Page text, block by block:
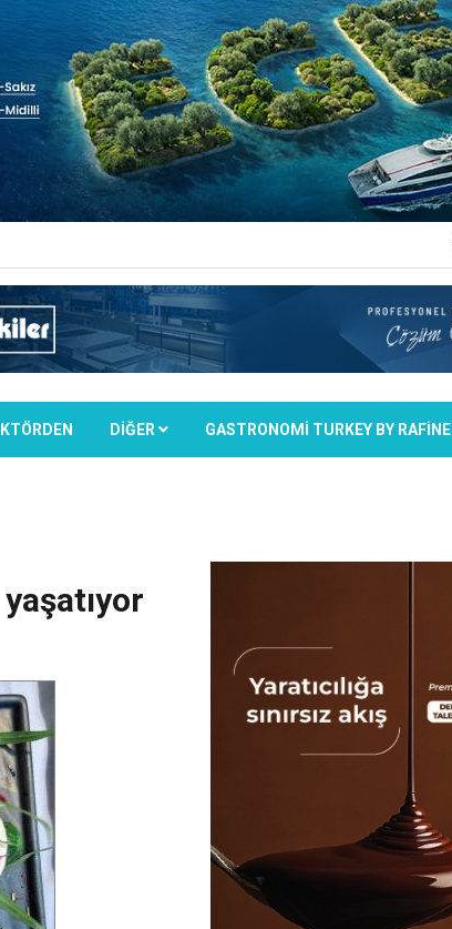
DIĞER GASTRONOMİ TURKEY BY RAFİNE